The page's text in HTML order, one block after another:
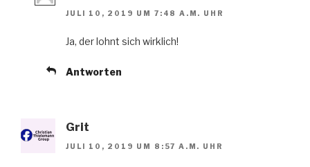
JULI 10, 2019 UM 7:48 A.M. UHR
Ja, der lohnt sich wirklich!
Antworten
Grit
JULI 10, 2019 UM 8:57 A.M. UHR